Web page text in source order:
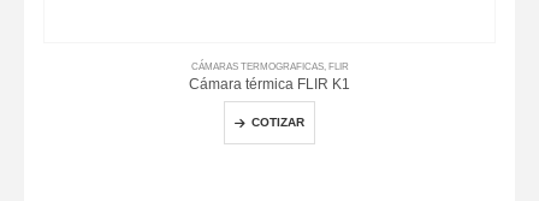
CÁMARAS TERMOGRAFICAS, FLIR
Cámara térmica FLIR K1
COTIZAR